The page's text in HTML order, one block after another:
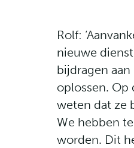
Rolf:
nieuwe
bijdragen
oplossen.
weten dat ze
We hebben
worden. Dit